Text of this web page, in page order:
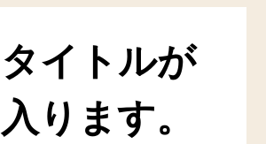
タイトルが
入ります。